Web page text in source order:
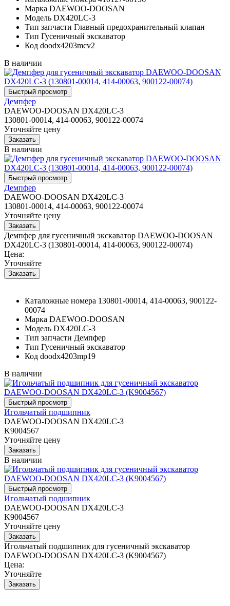
Марка DAEWOO-DOOSAN
Модель DX420LC-3
Тип запчасти Главный предохранительный клапан
Тип Гусеничный экскаватор
Код doodx4203mcv2
В наличии
Демпфер
DAEWOO-DOOSAN DX420LC-3
130801-00014, 414-00063, 900122-00074
Уточняйте цену
В наличии
Демпфер
DAEWOO-DOOSAN DX420LC-3
130801-00014, 414-00063, 900122-00074
Уточняйте цену
Демпфер для гусеничный экскаватор DAEWOO-DOOSAN
DX420LC-3 (130801-00014, 414-00063, 900122-00074)
Цена:
Уточняйте
Каталожные номера 130801-00014, 414-00063, 900122-
00074
Марка DAEWOO-DOOSAN
Модель DX420LC-3
Тип запчасти Демпфер
Тип Гусеничный экскаватор
Код doodx4203mp19
В наличии
Игольчатый подшипник
DAEWOO-DOOSAN DX420LC-3
K9004567
Уточняйте цену
В наличии
Игольчатый подшипник
DAEWOO-DOOSAN DX420LC-3
K9004567
Уточняйте цену
Игольчатый подшипник для гусеничный экскаватор
DAEWOO-DOOSAN DX420LC-3 (K9004567)
Цена:
Уточняйте